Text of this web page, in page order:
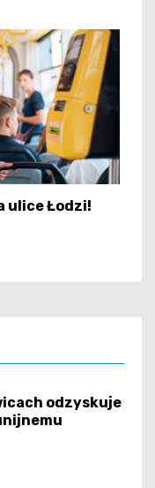
ulice Łodzi!
odzyskuje